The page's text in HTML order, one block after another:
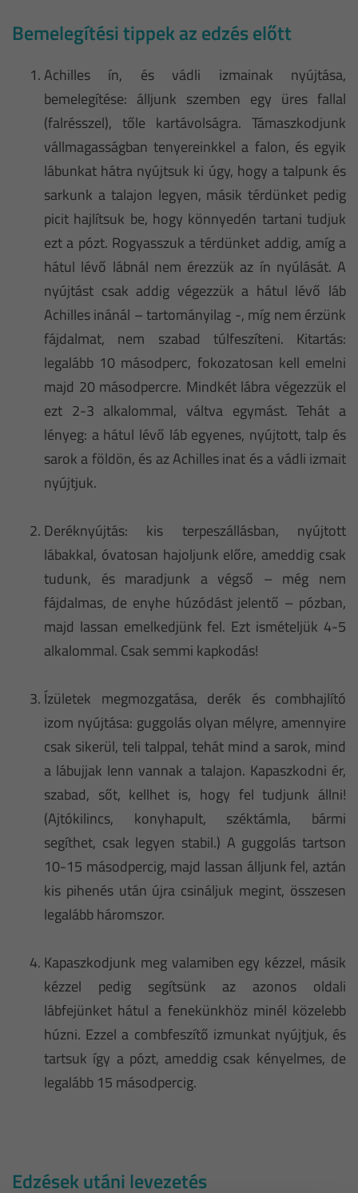
Bemelegítési tippek az edzés előtt
Achilles ín, és vádli izmainak nyújtása,
bemelegítése: álljunk szemben egy üres fallal
(falrésszel), tőle kartávolságra. Támaszkodjunk
vállmagasságban tenyereinkkel a falon, és egyik
lábunkat hátra nyújtsuk ki úgy, hogy a talpunk és
sarkunk a talajon legyen, másik térdünket pedig
picit hajlítsuk be, hogy könnyedén tartani tudjuk
ezt a pózt. Rogyasszuk a térdünket addig, amíg a
hátul lévő lábnál nem érezzük az ín nyúlását. A
nyújtást csak addig végezzük a hátul lévő láb
Achilles inánál – tartományilag -, míg nem érzünk
fájdalmat, nem szabad túlfeszíteni. Kitartás:
legalább 10 másodperc, fokozatosan kell emelni
majd 20 másodpercre. Mindkét lábra végezzük el
ezt 2-3 alkalommal, váltva egymást. Tehát a
lényeg: a hátul lévő láb egyenes, nyújtott, talp és
sarok a földön, és az Achilles inat és a vádli izmait
nyújtjuk.
Deréknyújtás: kis terpeszállásban, nyújtott
lábakkal, óvatosan hajoljunk előre, ameddig csak
tudunk, és maradjunk a végső – még nem
fájdalmas, de enyhe húzódást jelentő – pózban,
majd lassan emelkedjünk fel. Ezt ismételjük 4-5
alkalommal. Csak semmi kapkodás!
Ízületek megmozgatása, derék és combhajlító
izom nyújtása: guggolás olyan mélyre, amennyire
csak sikerül, teli talppal, tehát mind a sarok, mind
a lábujjak lenn vannak a talajon. Kapaszkodni ér,
szabad, sőt, kellhet is, hogy fel tudjunk állni!
(Ajtókilincs, konyhapult, széktámla, bármi
segíthet, csak legyen stabil.) A guggolás tartson
10-15 másodpercig, majd lassan álljunk fel, aztán
kis pihenés után újra csináljuk megint, összesen
legalább háromszor.
Kapaszkodjunk meg valamiben egy kézzel, másik
kézzel pedig segítsünk az azonos oldali
lábfejünket hátul a fenekünkhöz minél közelebb
húzni. Ezzel a combfeszítő izmunkat nyújtjuk, és
tartsuk így a pózt, ameddig csak kényelmes, de
legalább 15 másodpercig.
Edzések utáni levezetés